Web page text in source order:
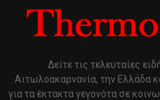
Δείτε τις τελευταίες
Αιτωλοακαρνανία, την Ελλάδα
για τα έκτακτα γεγονότα σε